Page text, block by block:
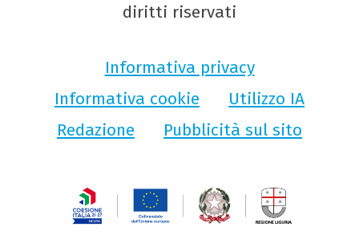
diritti riservati
Informativa privacy
Informativa cookie
Utilizzo IA
Redazione
Pubblicità sul sito